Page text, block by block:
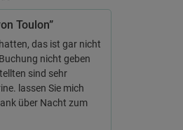
Toulon”
das ist gar nicht
nicht geben
sind sehr
lassen Sie mich
über Nacht zum